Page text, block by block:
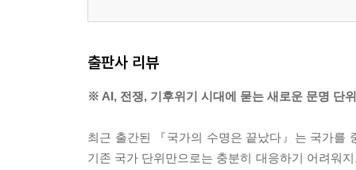
* 물마루분석 기법
* 또 하나의 가능성
* 혁명은 시작 되었다
출판사 리뷰
※ AI, 전쟁, 기후위기 시대에 묻는 새로운 문명 단
최근 출간된 『국가의 수명은 끝났다』는 국가를
기존 국가 단위만으로는 충분히 대응하기 어려워